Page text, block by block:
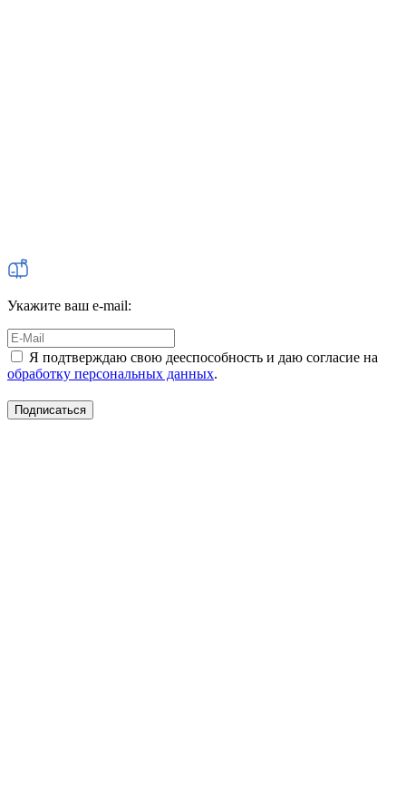
Укажите ваш e-mail:
Я подтверждаю свою дееспособность и даю согласие на
обработку персональных данных.